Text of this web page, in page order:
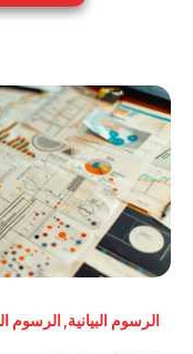
الرسوم البيانية,الرسوم